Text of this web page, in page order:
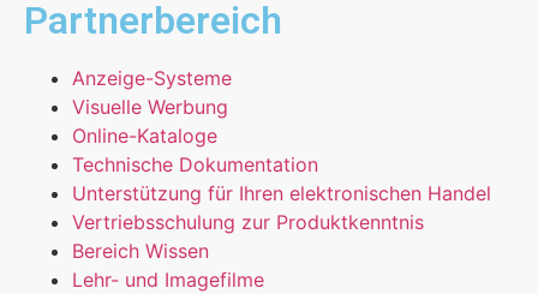
Partnerbereich
Anzeige-Systeme
Visuelle Werbung
Online-Kataloge
Technische Dokumentation
Unterstützung für Ihren elektronischen Handel
Vertriebsschulung zur Produktkenntnis
Bereich Wissen
Lehr- und Imagefilme